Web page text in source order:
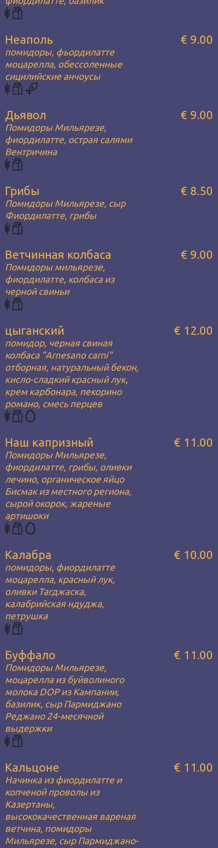
Неаполь
помидоры, фьордилатте
моцарелла, обессоленные
сицилийские анчоусы
€ 9.00
Дьявол
Помидоры Мильярезе,
фиордилатте, острая салями
Вентричина
€ 9.00
Грибы
Помидоры Мильярезе, сыр
Фиордилатте, грибы
€ 8.50
Ветчинная колбаса
Помидоры мильярезе,
фиордилатте, колбаса из
черной свиньи
€ 9.00
цыганский
помидор, черная свиная
колбаса "Arnesano carni"
отборная, натуральный бекон,
кисло-сладкий красный лук,
крем карбонара, пекорино
романо, смесь перцев
€ 12.00
Наш капризный
Помидоры Мильярезе,
фиордилатте, грибы, оливки
лечино, органическое яйцо
Бисмак из местного региона,
сырой окорок, жареные
артишоки
€ 11.00
Калабра
помидоры, фиордилатте
моцарелла, красный лук,
оливки Тагджаска,
калабрийская ндуджа,
петрушка
€ 10.00
Буффало
Помидоры Мильярезе,
моцарелла из буйволиного
молока DOP из Кампании,
базилик, сыр Пармиджано
Реджано 24-месячной
выдержки
€ 11.00
Кальцоне
Начинка из фиордилатте и
копченой проволы из
Казертаны,
высококачественная вареная
ветчина, помидоры
Мильярезе, сыр Пармиджано-
€ 11.00